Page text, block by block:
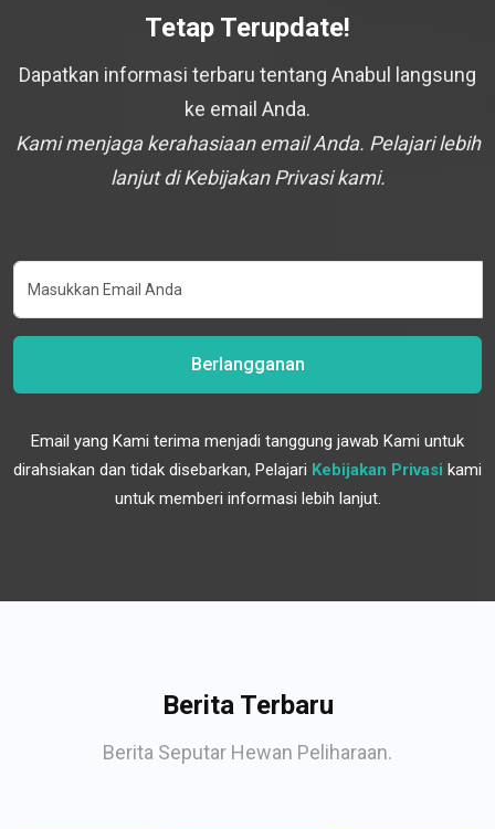
Tetap Terupdate!
Dapatkan informasi terbaru tentang Anabul langsung
ke email Anda.
Kami menjaga kerahasiaan email Anda. Pelajari lebih
lanjut di Kebijakan Privasi kami.
Berlangganan
Email yang Kami terima menjadi tanggung jawab Kami untuk
dirahsiakan dan tidak disebarkan, Pelajari Kebijakan Privasi kami
untuk memberi informasi lebih lanjut.
Berita Terbaru
Berita Seputar Hewan Peliharaan.